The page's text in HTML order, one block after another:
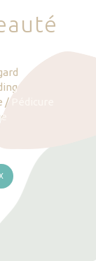
auté
/ Pédicure